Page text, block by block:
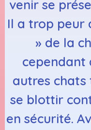
venir se
Il a trop peur
» de la
cependant
autres
se blottir
en sécurité.